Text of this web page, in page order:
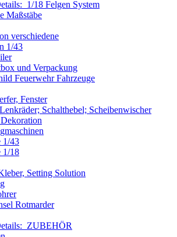
1/18 Felgen System
Maßstäbe
verschiedene
1/43
und Verpackung
Feuerwehr Fahrzeuge
Fenster
Schalthebel; Scheibenwischer
1/43
1/18
Setting Solution
Rotmarder
ZUBEHÖR